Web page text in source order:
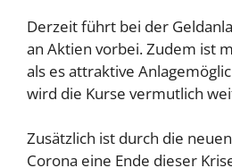
Derzeit führt bei der
an Aktien vorbei. Zudem ist
als es attraktive
wird die Kurse vermutlich
Zusätzlich ist durch die
Corona eine Ende dieser